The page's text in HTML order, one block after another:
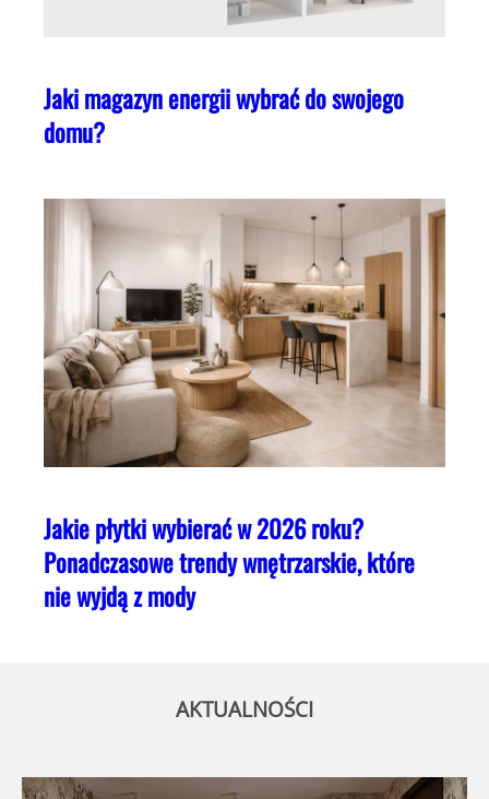
Jaki magazyn energii wybrać do swojego
domu?
Jakie płytki wybierać w 2026 roku?
Ponadczasowe trendy wnętrzarskie, które
nie wyjdą z mody
AKTUALNOŚCI